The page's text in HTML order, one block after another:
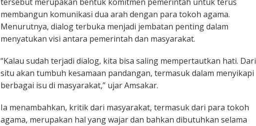
membangun komunikasi dua arah dengan para tokoh agama.
Menurutnya, dialog terbuka menjadi jembatan penting dalam
menyatukan visi antara pemerintah dan masyarakat.
“Kalau sudah terjadi dialog, kita bisa saling mempertautkan hati. Dari
situ akan tumbuh kesamaan pandangan, termasuk dalam menyikapi
berbagai isu di masyarakat,” ujar Amsakar.
Ia menambahkan, kritik dari masyarakat, termasuk dari para tokoh
agama, merupakan hal yang wajar dan bahkan dibutuhkan selama